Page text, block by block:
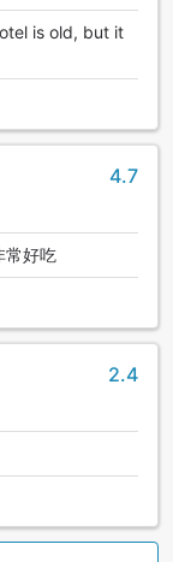
is old, but it
4.7
常好吃
2.4